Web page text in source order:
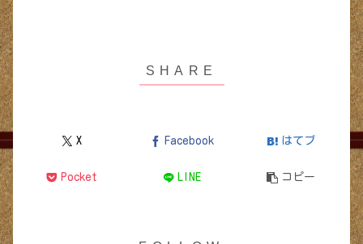
X Facebook はてブ
Pocket LINE コピー